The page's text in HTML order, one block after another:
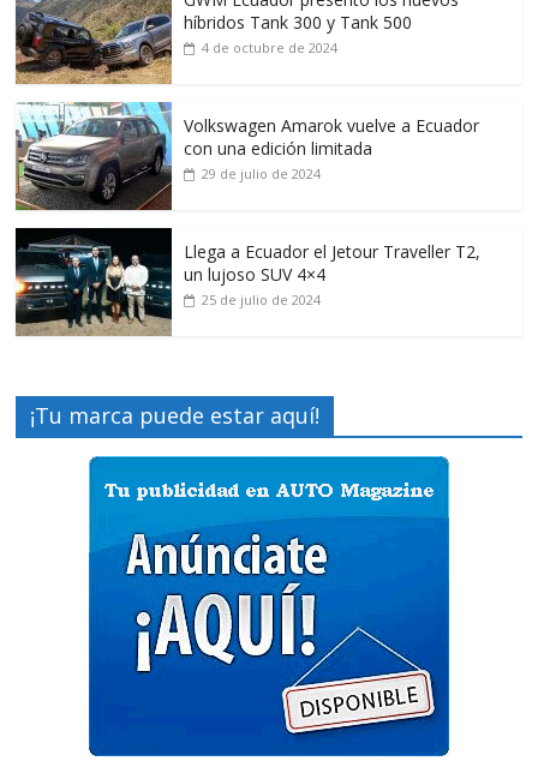
híbridos Tank 300 y Tank 500
4 de octubre de 2024
Volkswagen Amarok vuelve a Ecuador
con una edición limitada
29 de julio de 2024
Llega a Ecuador el Jetour Traveller T2,
un lujoso SUV 4×4
25 de julio de 2024
¡Tu marca puede estar aquí!